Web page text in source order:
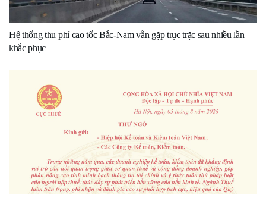
Hệ thống thu phí cao tốc Bắc-Nam vẫn gặp trục trặc sau nhiều lần
khắc phục